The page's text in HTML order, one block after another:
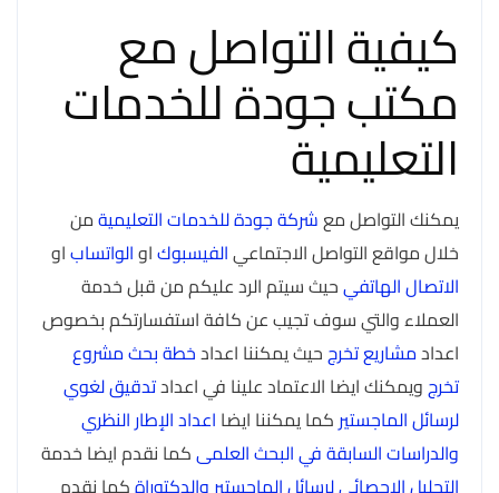
كيفية التواصل مع
مكتب جودة للخدمات
التعليمية
يمكنك التواصل معشركة جودة للخدمات التعليميةمن
خلال مواقع التواصل الاجتماعيالفيسبوكاوالواتساباو
الاتصال الهاتفيحيث سيتم الرد عليكم من قبل خدمة
العملاء والتي سوف تجيب عن كافة استفسارتكم بخصوص
اعدادمشاريع تخرجحيث يمكننا اعدادخطة بحث مشروع
تخرجويمكنك ايضا الاعتماد علينا في اعدادتدقيق لغوي
لرسائل الماجستير كما يمكننا ايضا اعداد الإطار النظري
والدراسات السابقة في البحث العلمىكما نقدم ايضا خدمة
التحليل الاحصائي لرسائل الماجستير والدكتوراةكما نقدم